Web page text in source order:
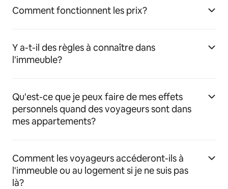
Comment fonctionnent les prix?
Y a-t-il des règles à connaître dans
l'immeuble?
Qu'est-ce que je peux faire de mes effets
personnels quand des voyageurs sont dans
mes appartements?
Comment les voyageurs accéderont-ils à
l'immeuble ou au logement si je ne suis pas
là?